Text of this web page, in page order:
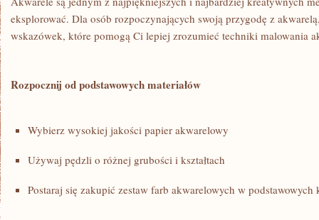
eksplorować. Dla osób rozpoczynających swoją przygodę ⁣z
wskazówek, które pomogą Ci lepiej zrozumieć techniki malowania⁤
Rozpocznij od podstawowych materiałów
Wybierz wysokiej jakości papier akwarelowy
Używaj pędzli o różnej grubości i kształtach
Postaraj się zakupić zestaw farb akwarelowych w podstawowych